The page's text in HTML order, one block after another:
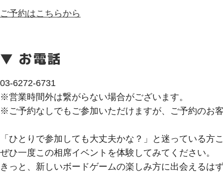
ご予約はこちらから
▼ お電話
03-6272-6731
※営業時間外は繋がらない場合がございます。
※ご予約なしでもご参加いただけますが、ご予約のお
「ひとりで参加しても大丈夫かな？」と迷っている方
ぜひ一度この相席イベントを体験してみてください。
きっと、新しいボードゲームの楽しみ方に出会えるは